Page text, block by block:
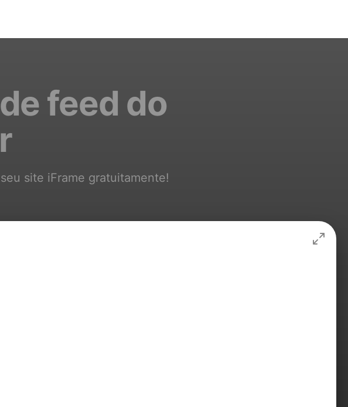
feed do
site iFrame gratuitamente!